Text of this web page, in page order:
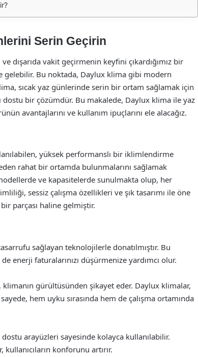
Serin Geçirin
dışarıda vakit geçirmenin keyfini çıkardığımız bir
gelebilir. Bu noktada, Daylux klima gibi modern
sıcak yaz günlerinde serin bir ortam sağlamak için
bir çözümdür. Bu makalede, Daylux klima ile yaz
avantajlarını ve kullanım ipuçlarını ele alacağız.
yüksek performanslı bir iklimlendirme
rahat bir ortamda bulunmalarını sağlamak
ve kapasitelerde sunulmakta olup, her
sessiz çalışma özellikleri ve şık tasarımı ile öne
parçası haline gelmiştir.
sağlayan teknolojilerle donatılmıştır. Bu
enerji faturalarınızı düşürmenize yardımcı olur.
gürültüsünden şikayet eder. Daylux klimalar,
hem uyku sırasında hem de çalışma ortamında
arayüzleri sayesinde kolayca kullanılabilir.
konforunu artırır.